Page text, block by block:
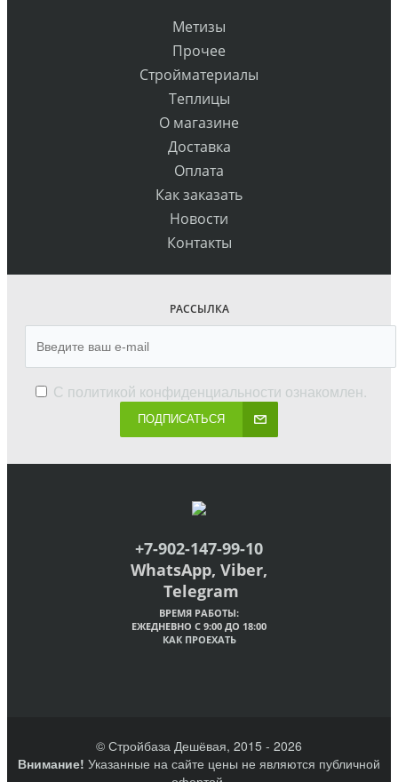
Метизы
Прочее
Стройматериалы
Теплицы
О магазине
Доставка
Оплата
Как заказать
Новости
Контакты
РАССЫЛКА
С политикой конфиденциальности ознакомлен.
ПОДПИСАТЬСЯ
+7-902-147-99-10
WhatsApp, Viber,
Telegram
ВРЕМЯ РАБОТЫ:
ЕЖЕДНЕВНО С 9:00 ДО 18:00
КАК ПРОЕХАТЬ
© Стройбаза Дешёвая, 2015 - 2026
Внимание! Указанные на сайте цены не являются публичной